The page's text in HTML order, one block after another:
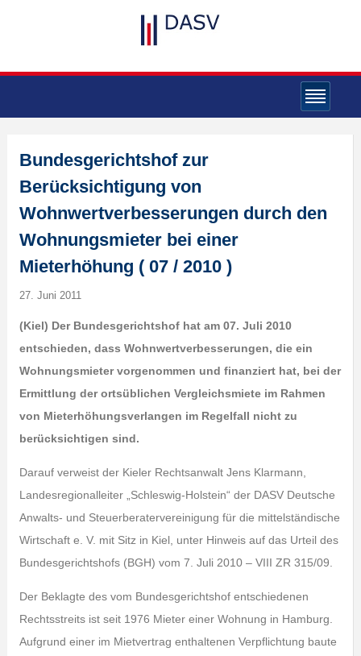
Bundesgerichtshof zur
Berücksichtigung von
Wohnwertverbesserungen durch den
Wohnungsmieter bei einer
Mieterhöhung ( 07 / 2010 )
27. Juni 2011
(Kiel) Der Bundesgerichtshof hat am 07. Juli 2010
entschieden, dass Wohnwertverbesserungen, die ein
Wohnungsmieter vorgenommen und finanziert hat, bei der
Ermittlung der ortsüblichen Vergleichsmiete im Rahmen
von Mieterhöhungsverlangen im Regelfall nicht zu
berücksichtigen sind.
Darauf verweist der Kieler Rechtsanwalt Jens Klarmann,
Landesregionalleiter „Schleswig-Holstein“ der DASV Deutsche
Anwalts- und Steuerberatervereinigung für die mittelständische
Wirtschaft e. V. mit Sitz in Kiel, unter Hinweis auf das Urteil des
Bundesgerichtshofs (BGH) vom 7. Juli 2010 – VIII ZR 315/09.
Der Beklagte des vom Bundesgerichtshof entschiedenen
Rechtsstreits ist seit 1976 Mieter einer Wohnung in Hamburg.
Aufgrund einer im Mietvertrag enthaltenen Verpflichtung baute